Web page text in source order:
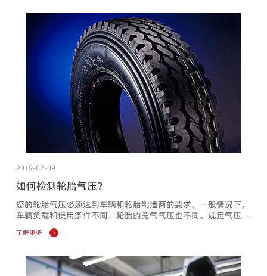
气压一次。您的轮胎较佳空气压力水平可以在轿厢门的内侧、车
辆油箱盖内侧或在汽车手册查询到（查询位置可能根据国家而
异）。轮胎侧...
2019-07-09
如何检测轮胎气压？
您的轮胎气压必须达到车辆和轮胎制造商的要求。一般情况下，
车辆负载和使用条件不同，轮胎的充气气压也不同。规定气压通
常指冷胎的气压，且不能低于该数值。由于行驶中会产生很多热
量，热胎的气压会更高。请勿在热胎时降低胎压，因为当轮胎冷
压（包括备胎，如果配备）。进行长途旅行或度假之前，很有必
要检查和调整轮胎气压。根据说明书，附加的载荷可能导致需要
了解更多